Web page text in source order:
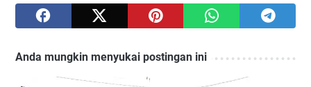
Anda mungkin menyukai postingan ini